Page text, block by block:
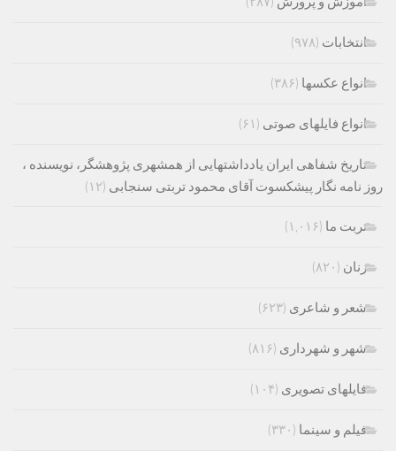
انتخابات (۹۷۸)
انواع عکسها (۳۸۶)
انواع فایلهای صوتی (۶۱)
تاریخ شفاهی ایران یادداشتهایی از همشهری پژوهشگر، نویسنده ،
روز نامه نگار پیشکسوت آقای محمود تربتی سنجابی (۱۲)
تربت ما (۱,۰۱۶)
زنان (۸۲۰)
شعر و شاعری (۶۲۳)
شهر و شهرداری (۸۱۶)
فایلهای تصویری (۱۰۴)
فیلم و سینما (۳۳۰)